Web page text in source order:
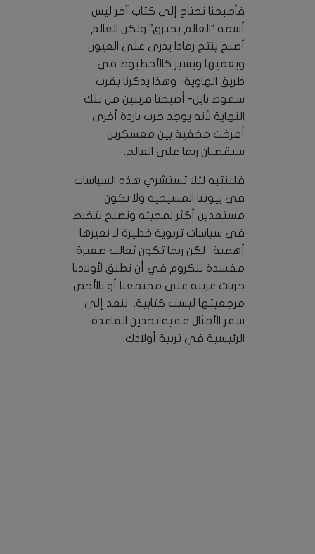
فأصبحنا نحتاج إلى كتاب آخر ليس
أسمه “العالم يحترق” ولكن العالم
أصبح ينتج رمادا يذرى على العيون
ويعميها ويسير كالأخطبوط في
طريق الهاوية- وهذا يذكرنا بقرب
سقوط بابل- أصبحنا قريبين من تلك
النهاية لأنه يوجد حرب باردة أخرى
أفرخت مخفية بين معسكرين
سيقضيان ربما على العالم.
فلننتبه لئلا تستشري هذه السياسات
في بيوتنا المسيحية ولا نكون
مستعدين أكثر لمجيئه ونصبح نتخبط
في سياسات تربوية خطيرة لا نعيرها
أهمية. لكن ربما تكون ثعالب صغيرة
مفسدة للكروم في أن نطلق لأولادنا
حريات غريبة على مجتمعنا أو بالأخص
مرجعيتها ليست كتابية. لنعد إلى
سفر الأمثال ففيه تجدين القاعدة
الرئيسية في تربية أولادك.